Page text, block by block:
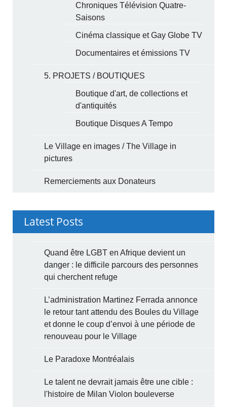
Chroniques Télévision Quatre-
Saisons
Cinéma classique et Gay Globe TV
Documentaires et émissions TV
5. PROJETS / BOUTIQUES
Boutique d'art, de collections et
d'antiquités
Boutique Disques A Tempo
Le Village en images / The Village in
pictures
Remerciements aux Donateurs
Latest Posts
Quand être LGBT en Afrique devient un
danger : le difficile parcours des personnes
qui cherchent refuge
L’administration Martinez Ferrada annonce
le retour tant attendu des Boules du Village
et donne le coup d’envoi à une période de
renouveau pour le Village
Le Paradoxe Montréalais
Le talent ne devrait jamais être une cible :
l'histoire de Milan Violon bouleverse